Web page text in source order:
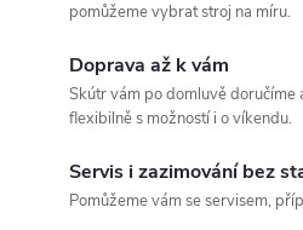
pomůžeme vybrat stroj na míru.
Doprava až k vám
Skútr vám po domluvě doručíme
flexibilně s možností i o víkendu.
Servis i zazimování bez
Pomůžeme vám se servisem,